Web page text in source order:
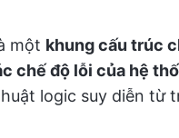
một khung cấu trúc
chế độ lỗi của hệ
logic suy diễn từ